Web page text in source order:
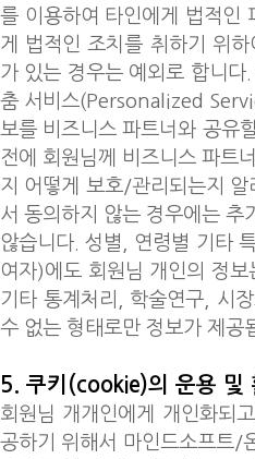
를 이용하여 타인에게 법적인
게 법적인 조치를 취하기 위
가 있는 경우는 예외로 합니
춤 서비스(Personalized
보를 비즈니스 파트너와 공유
전에 회원님께 비즈니스 파트
지 어떻게 보호/관리되는지
서 동의하지 않는 경우에는 추
않습니다. 성별, 연령별 기타
여자)에도 회원님 개인의 정
기타 통계처리, 학술연구, 시
수 없는 형태로만 정보가 제공
5. 쿠키(cookie)의 운용 및
회원님 개개인에게 개인화
공하기 위해서 마인드소프트/